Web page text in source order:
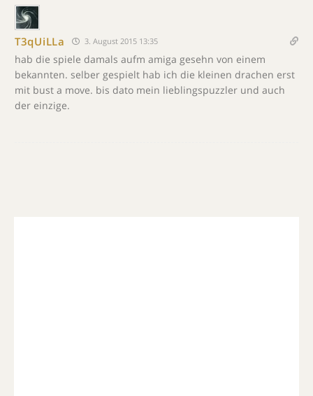
T3qUiLLa 3. August 2015 13:35
hab die spiele damals aufm amiga gesehn von einem
bekannten. selber gespielt hab ich die kleinen drachen erst
mit bust a move. bis dato mein lieblingspuzzler und auch
der einzige.